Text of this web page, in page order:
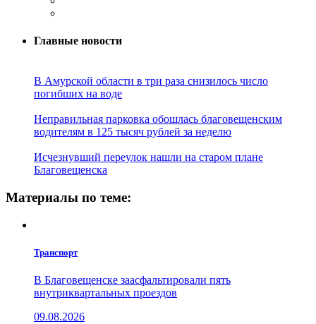
Главные новости
В Амурской области в три раза снизилось число
погибших на воде
Неправильная парковка обошлась благовещенским
водителям в 125 тысяч рублей за неделю
Исчезнувший переулок нашли на старом плане
Благовещенска
Материалы по теме:
Транспорт
В Благовещенске заасфальтировали пять
внутриквартальных проездов
09.08.2026